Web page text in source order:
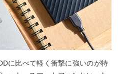
に比べて軽く衝撃に強いのが特